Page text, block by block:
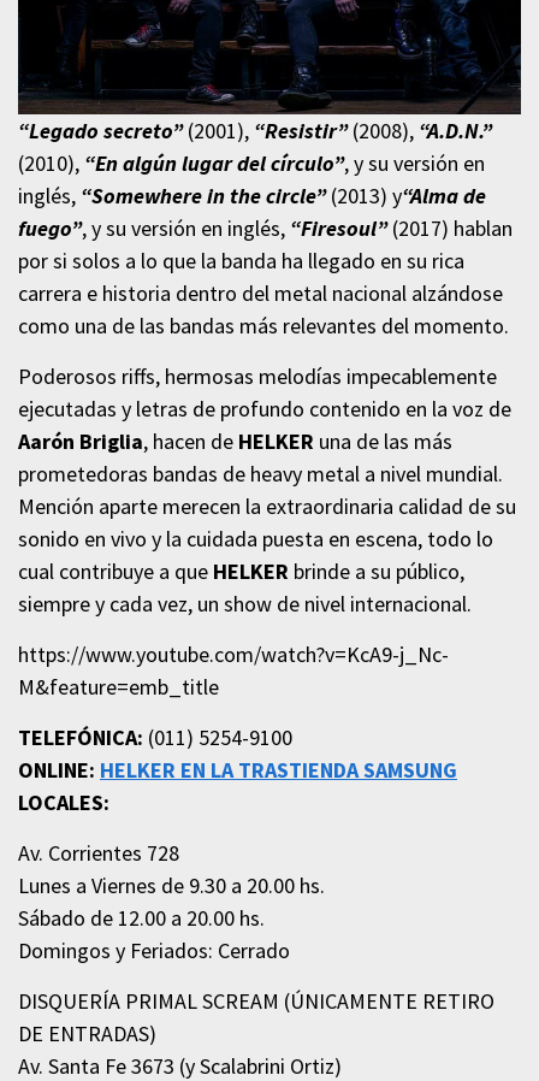
“Legado secreto”(2001), “Resistir” (2008), “A.D.N.”
(2010), “En algún lugar del círculo”, y su versión en
inglés, “Somewhere in the circle”(2013) y“Alma de
fuego”, y su versión en inglés, “Firesoul”(2017) hablan
por si solos a lo que la banda ha llegado en su rica
carrera e historia dentro del metal nacional alzándose
como una de las bandas más relevantes del momento.
Poderosos riffs, hermosas melodías impecablemente
ejecutadas y letras de profundo contenido en la voz de
Aarón Briglia, hacen de HELKER una de las más
prometedoras bandas de heavy metal a nivel mundial.
Mención aparte merecen la extraordinaria calidad de su
sonido en vivo y la cuidada puesta en escena, todo lo
cual contribuye a que HELKER brinde a su público,
siempre y cada vez, un show de nivel internacional.
https://www.youtube.com/watch?v=KcA9-j_Nc-
M&feature=emb_title
TELEFÓNICA: (011) 5254-9100
ONLINE: HELKER EN LA TRASTIENDA SAMSUNG
LOCALES:
Av. Corrientes 728
Lunes a Viernes de 9.30 a 20.00 hs.
Sábado de 12.00 a 20.00 hs.
Domingos y Feriados: Cerrado
DISQUERÍA PRIMAL SCREAM (ÚNICAMENTE RETIRO
DE ENTRADAS)
Av. Santa Fe 3673 (y Scalabrini Ortiz)